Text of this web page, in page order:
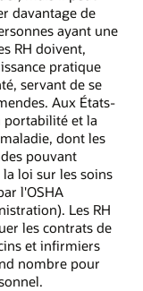
davantage de
ayant une
RH doivent,
pratique
servant de se
Aux États-
portabilité et la
dont les
pouvant
loi sur les soins
l'OSHA
Les RH
les contrats de
et infirmiers
nombre pour